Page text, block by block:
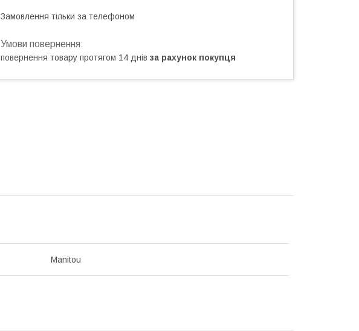
Замовлення тільки за телефоном
повернення товару протягом 14 днів за рахунок покупця
Manitou